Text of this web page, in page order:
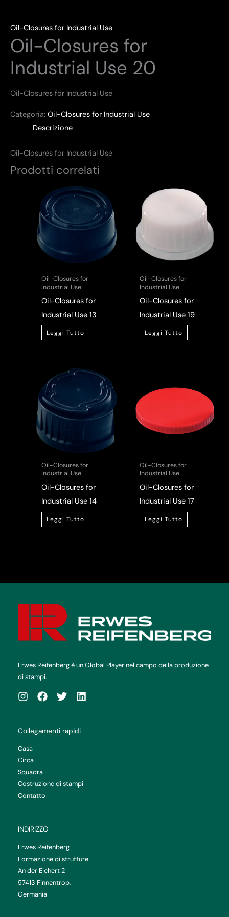
Oil-Closures for Industrial Use
Oil-Closures for
Industrial Use 20
Oil-Closures for Industrial Use
Categoria: Oil-Closures for Industrial Use
Descrizione
Oil-Closures for Industrial Use
Prodotti correlati
Oil-Closures for
Industrial Use
Oil-Closures for
Industrial Use 13
Leggi Tutto
Oil-Closures for
Industrial Use
Oil-Closures for
Industrial Use 19
Leggi Tutto
Oil-Closures for
Industrial Use
Oil-Closures for
Industrial Use 14
Leggi Tutto
Oil-Closures for
Industrial Use
Oil-Closures for
Industrial Use 17
Leggi Tutto
Erwes Reifenberg è un Global Player nel campo della produzione
di stampi.
Collegamenti rapidi
Casa
Circa
Squadra
Costruzione di stampi
Contatto
INDIRIZZO
Erwes Reifenberg
Formazione di strutture
An der Eichert 2
57413 Finnentrop,
Germania